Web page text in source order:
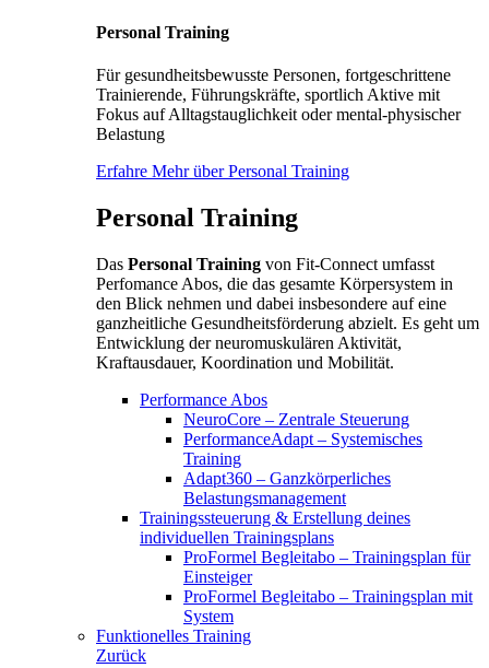
Personal Training
Für gesundheitsbewusste Personen, fortgeschrittene
Trainierende, Führungskräfte, sportlich Aktive mit
Fokus auf Alltagstauglichkeit oder mental-physischer
Belastung
Erfahre Mehr über Personal Training
Personal Training
Das Personal Training von Fit-Connect umfasst
Perfomance Abos, die das gesamte Körpersystem in
den Blick nehmen und dabei insbesondere auf eine
ganzheitliche Gesundheitsförderung abzielt. Es geht um
Entwicklung der neuromuskulären Aktivität,
Kraftausdauer, Koordination und Mobilität.
Performance Abos
NeuroCore – Zentrale Steuerung
PerformanceAdapt – Systemisches
Training
Adapt360 – Ganzkörperliches
Belastungsmanagement
Trainingssteuerung & Erstellung deines
individuellen Trainingsplans
ProFormel Begleitabo – Trainingsplan für
Einsteiger
ProFormel Begleitabo – Trainingsplan mit
System
Funktionelles Training
Zurück